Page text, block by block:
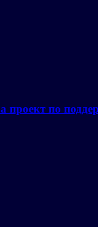
проект по